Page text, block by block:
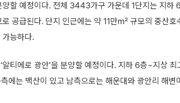
양할 예정이다. 전체 3443가구 가운데 1단지는 지
공급된다. 단지 인근에는 약 11만㎡ 규모의 중산호
능하다.
티에로 광안’을 분양할 예정이다. 지하 6층~지상
는 백산이 있고 남측으로는 해운대와 광안리 해변